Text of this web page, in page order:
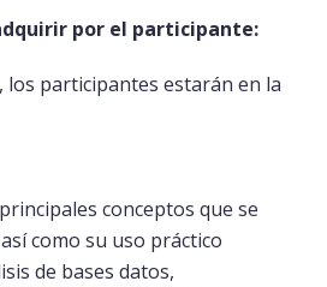
por el participante:
los participantes estarán en la
conceptos que se
como su uso práctico
de bases datos,